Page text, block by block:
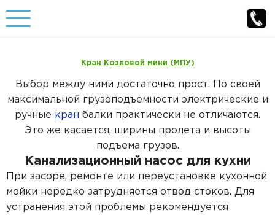
Артезианская скважина
Скважина на песок
Бурение малогабаритной установкой
Бурение скважин на воду
Обустройство скважины
Обустройство скважины под ключ
Обустройство скважины с кессоном
Обустройство скважины с адаптером
Обустройство артезианских скважин
Канализация
Канализация под ключ
Канализация на даче
Водоснабжение из скважины
Погреба
Кран Козловой мини (МПУ)
Выбор между ними достаточно прост. По своей
максимальной грузоподъемности электрические и
ручные кран балки практически не отличаются.
Это же касается, ширины пролета и высоты
подъема грузов.
Канализационный насос для кухни
При засоре, ремонте или переустановке кухонной
мойки нередко затрудняется отвод стоков. Для
устранения этой проблемы рекомендуется